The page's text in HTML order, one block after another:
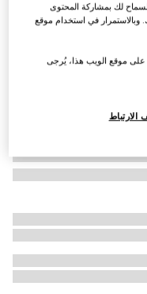
لك بمشاركة المحتوى
وبالاستمرار في استخدام موقع
على موقع الويب هذا، يُرجى